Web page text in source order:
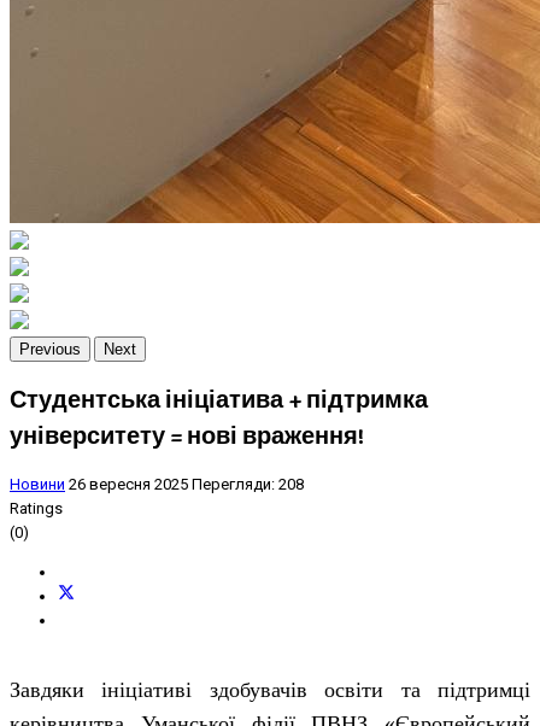
Previous Next
Студентська ініціатива + підтримка
університету = нові враження!
Новини 26 вересня 2025 Перегляди: 208
Ratings
(0)
Завдяки ініціативі здобувачів освіти та підтримці